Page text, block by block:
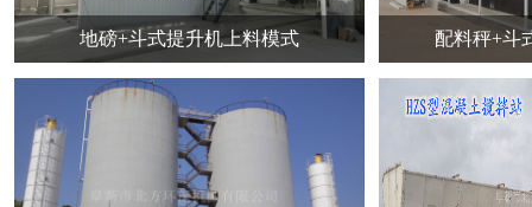
地磅+斗式提升机上料模式 配料秤+斗式提